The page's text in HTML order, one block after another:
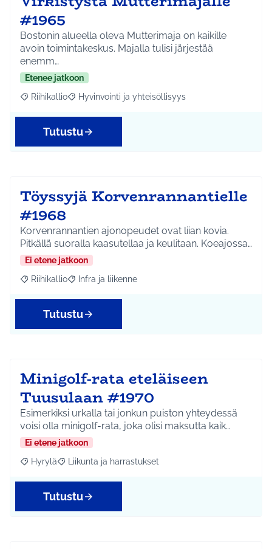
#1965
Bostonin alueella oleva Mutterimaja on kaikille
avoin toimintakeskus. Majalla tulisi järjestää
enemm…
Etenee jatkoon
Rajaa tulokset aihepiirin mukaan: Riihikallio
Riihikallio Rajaa tulokset teeman mukaan: Hyvinvointi ja
Hyvinvointi ja yhteisöllisyys
Tutustu
Töyssyjä Korvenrannantielle
#1968
Korvenrannantien ajonopeudet ovat liian kovia.
Pitkällä suoralla kaasutellaa ja keulitaan. Koeajossa…
Ei etene jatkoon
Rajaa tulokset aihepiirin mukaan: Riihikallio
Riihikallio Rajaa tulokset teeman mukaan: Infra ja liikenne
Infra ja liikenne
Tutustu
Minigolf-rata eteläiseen
Tuusulaan #1970
Esimerkiksi urkalla tai jonkun puiston yhteydessä
voisi olla minigolf-rata, joka olisi maksutta kaik…
Ei etene jatkoon
Rajaa tulokset aihepiirin mukaan: Hyrylä
Hyrylä Rajaa tulokset teeman mukaan: Liikunta ja
Liikunta ja harrastukset
Tutustu